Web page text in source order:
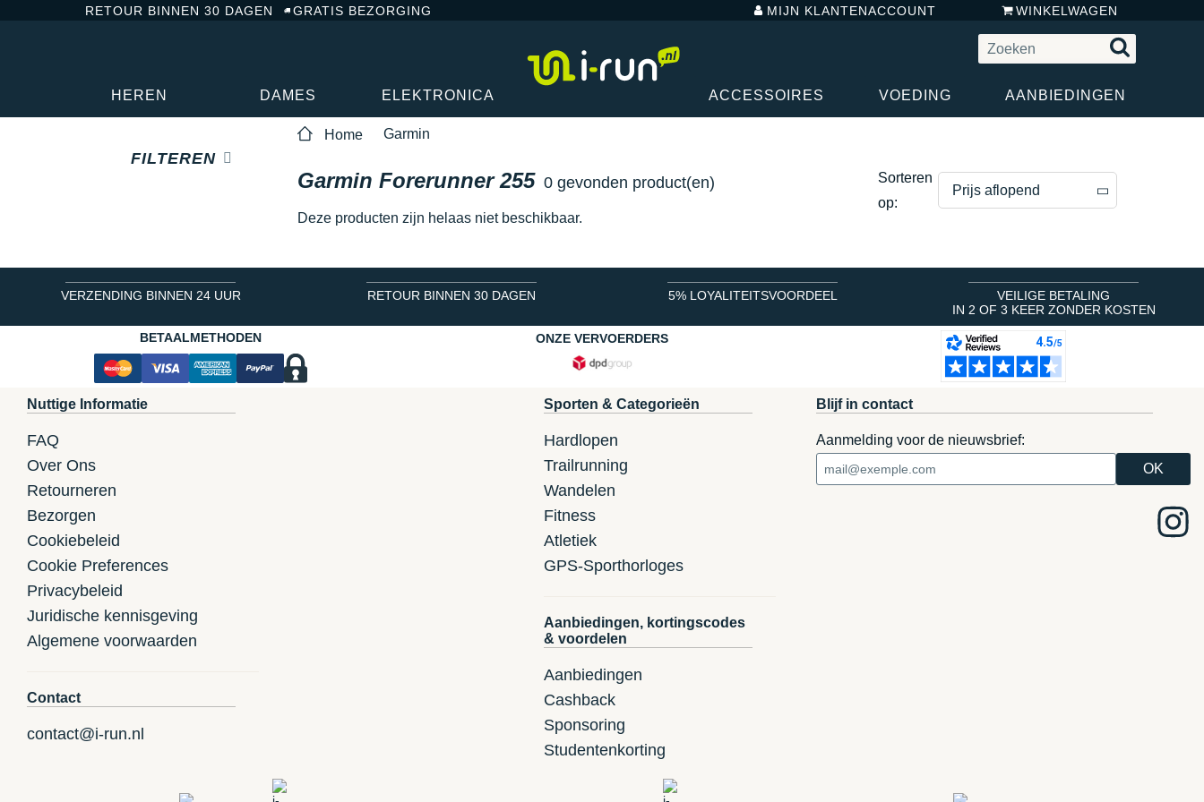
RETOUR BINNEN 30 DAGEN GRATIS BEZORGING MIJN KLANTENACCOUNT WINKELWAGEN
HEREN DAMES ELEKTRONICA ACCESSOIRES VOEDING AANBIEDINGEN
Home Garmin
FILTEREN
Garmin Forerunner 255 0 gevonden product(en)
Deze producten zijn helaas niet beschikbaar.
Sorteren
op:
Prijs aflopend
Prijs oplopend
VERZENDING BINNEN 24 UUR RETOUR BINNEN 30 DAGEN 5% LOYALITEITSVOORDEEL
VEILIGE BETALING
IN 2 OF 3 KEER ZONDER KOSTEN
BETAALMETHODEN
ONZE VERVOERDERS
Nuttige Informatie
FAQ
Over Ons
Retourneren
Bezorgen
Cookiebeleid
Cookie Preferences
Privacybeleid
Juridische kennisgeving
Algemene voorwaarden
Contact
contact@i-run.nl
Sporten & Categorieën
Hardlopen
Trailrunning
Wandelen
Fitness
Atletiek
GPS-Sporthorloges
Aanbiedingen, kortingscodes
& voordelen
Aanbiedingen
Cashback
Sponsoring
Studentenkorting
Blijf in contact
Aanmelding voor de nieuwsbrief: